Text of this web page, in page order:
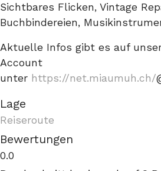
Sichtbares Flicken, Vintage
Buchbindereien,
Aktuelle Infos gibt es auf
Account
unter https://net.miaumuh.ch/
Lage
Reiseroute
Bewertungen
0.0